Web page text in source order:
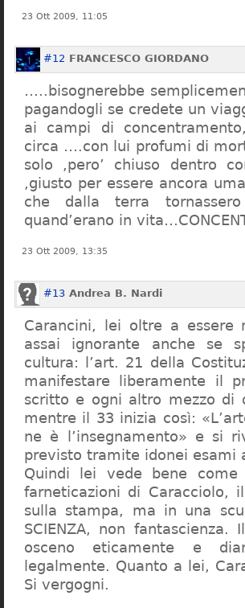
23 Ott 2009, 11:05
#12 FRANCESCO GIORDANO
…..bisognerebbe
pagandogli se credete un
ai campi di
circa ….con lui profumi di
solo ,pero’ chiuso dentro
,giusto per essere ancora
che dalla terra
quand’erano in
23 Ott 2009, 13:35
#13 Andrea B. Nardi
Carancini, lei oltre a essere
assai ignorante anche se
cultura: l’art. 21 della
manifestare liberamente il
scritto e ogni altro mezzo di
mentre il 33 inizia così:
ne è l’insegnamento» e si
previsto tramite idonei esami
Quindi lei vede bene
farneticazioni di Caracciolo,
sulla stampa, ma in una
SCIENZA, non
osceno eticamente e
legalmente. Quanto a lei,
Si vergogni.